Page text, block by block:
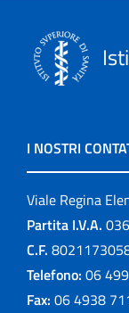
I NOSTRI
Viale Regina
Partita I.V.A.
C.F.
Telefono: 06
Fax: 06 4938